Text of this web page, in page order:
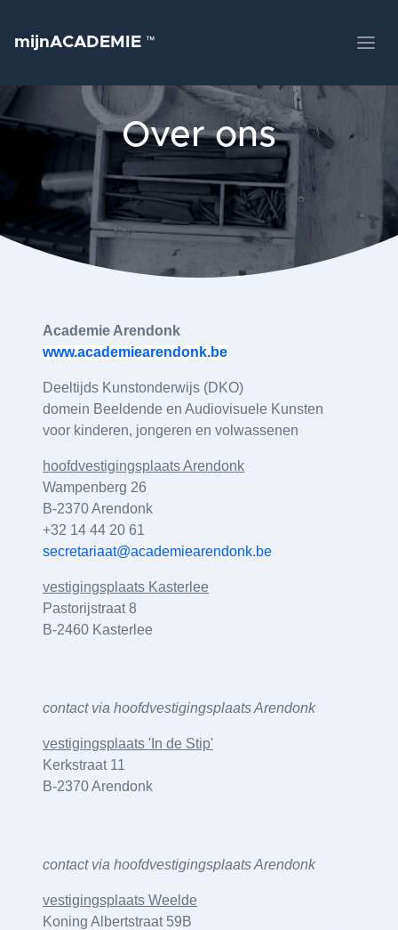
mijnACADEMIE ™
Over ons
Academie Arendonk
www.academiearendonk.be
Deeltijds Kunstonderwijs (DKO)
domein Beeldende en Audiovisuele Kunsten
voor kinderen, jongeren en volwassenen
hoofdvestigingsplaats Arendonk
Wampenberg 26
B-2370 Arendonk
+32 14 44 20 61
secretariaat@academiearendonk.be
vestigingsplaats Kasterlee
Pastorijstraat 8
B-2460 Kasterlee
contact via hoofdvestigingsplaats Arendonk
vestigingsplaats 'In de Stip'
Kerkstraat 11
B-2370 Arendonk
contact via hoofdvestigingsplaats Arendonk
vestigingsplaats Weelde
Koning Albertstraat 59B